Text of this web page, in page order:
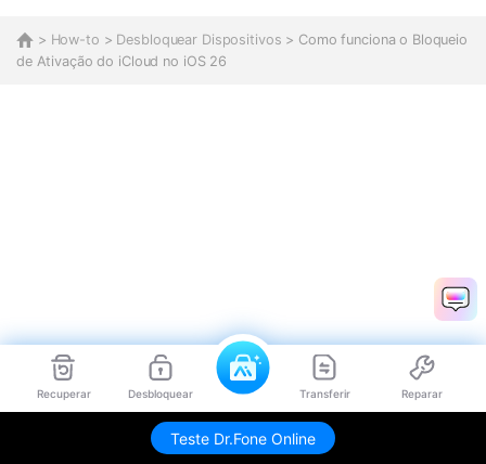
Recuperar Desbloquear Transferir Reparar
Teste Dr.Fone Online
> How-to > Desbloquear Dispositivos > Como funciona o Bloqueio
de Ativação do iCloud no iOS 26